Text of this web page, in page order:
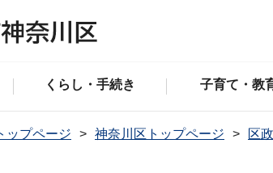
くらし・手続き 子育て・教
ップページ 神奈川区トップページ 区